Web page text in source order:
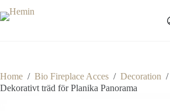
to
Home / Bio Fireplace Acces / Decoration /
Dekorativt träd för Planika Panorama